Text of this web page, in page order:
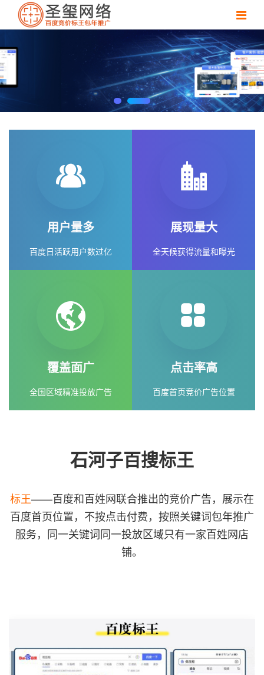
用户量多
百度日活跃用户数过亿
展现量大
全天候获得流量和曝光
覆盖面广
全国区域精准投放广告
点击率高
百度首页竞价广告位置
石河子百搜标王
标王——百度和百姓网联合推出的竞价广告，展示在
百度首页位置，不按点击付费，按照关键词包年推广
服务，同一关键词同一投放区域只有一家百姓网店
铺。